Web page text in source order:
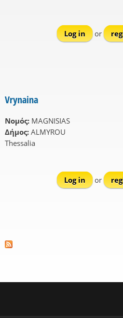
Log in
or
Vrynaina
Νομός: MAGNISIAS
Δήμος: ALMYROU
Thessalia
Log in
or